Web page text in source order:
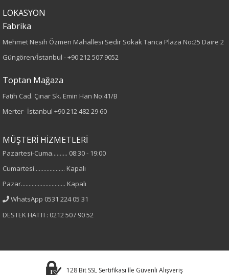
LOKASYON
Fabrika
Mehmet Nesih Özmen Mahallesi Sedir Sokak Tanca Plaza No:25 Daire 2
Güngören/İstanbul -+90 212 507 9052
Toptan Mağaza
Fatih Cad. Çınar Sk. Emin Han No:41/B
Merter- İstanbul +90 212 482 29 60
MÜŞTERİ HİZMETLERİ
Pazartesi-Cuma.......... 08:30 - 19:00
Cumartesi.................... Kapalı
Pazar............................. Kapalı
WhatsApp 0531 224 05 31
DESTEK HATTI : 0212 507 90 52
128 Bit SSL Sertifikası İle Güvenli Alışveriş